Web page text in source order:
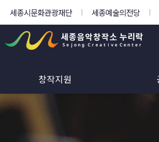
세종시문화관광재단 세종예술의전당
창작지원